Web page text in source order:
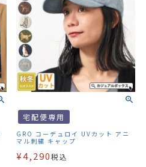
宅配便専用
GRO コーデュロイ UVカット アニ
マル刺繍 キャップ
¥4,290税込